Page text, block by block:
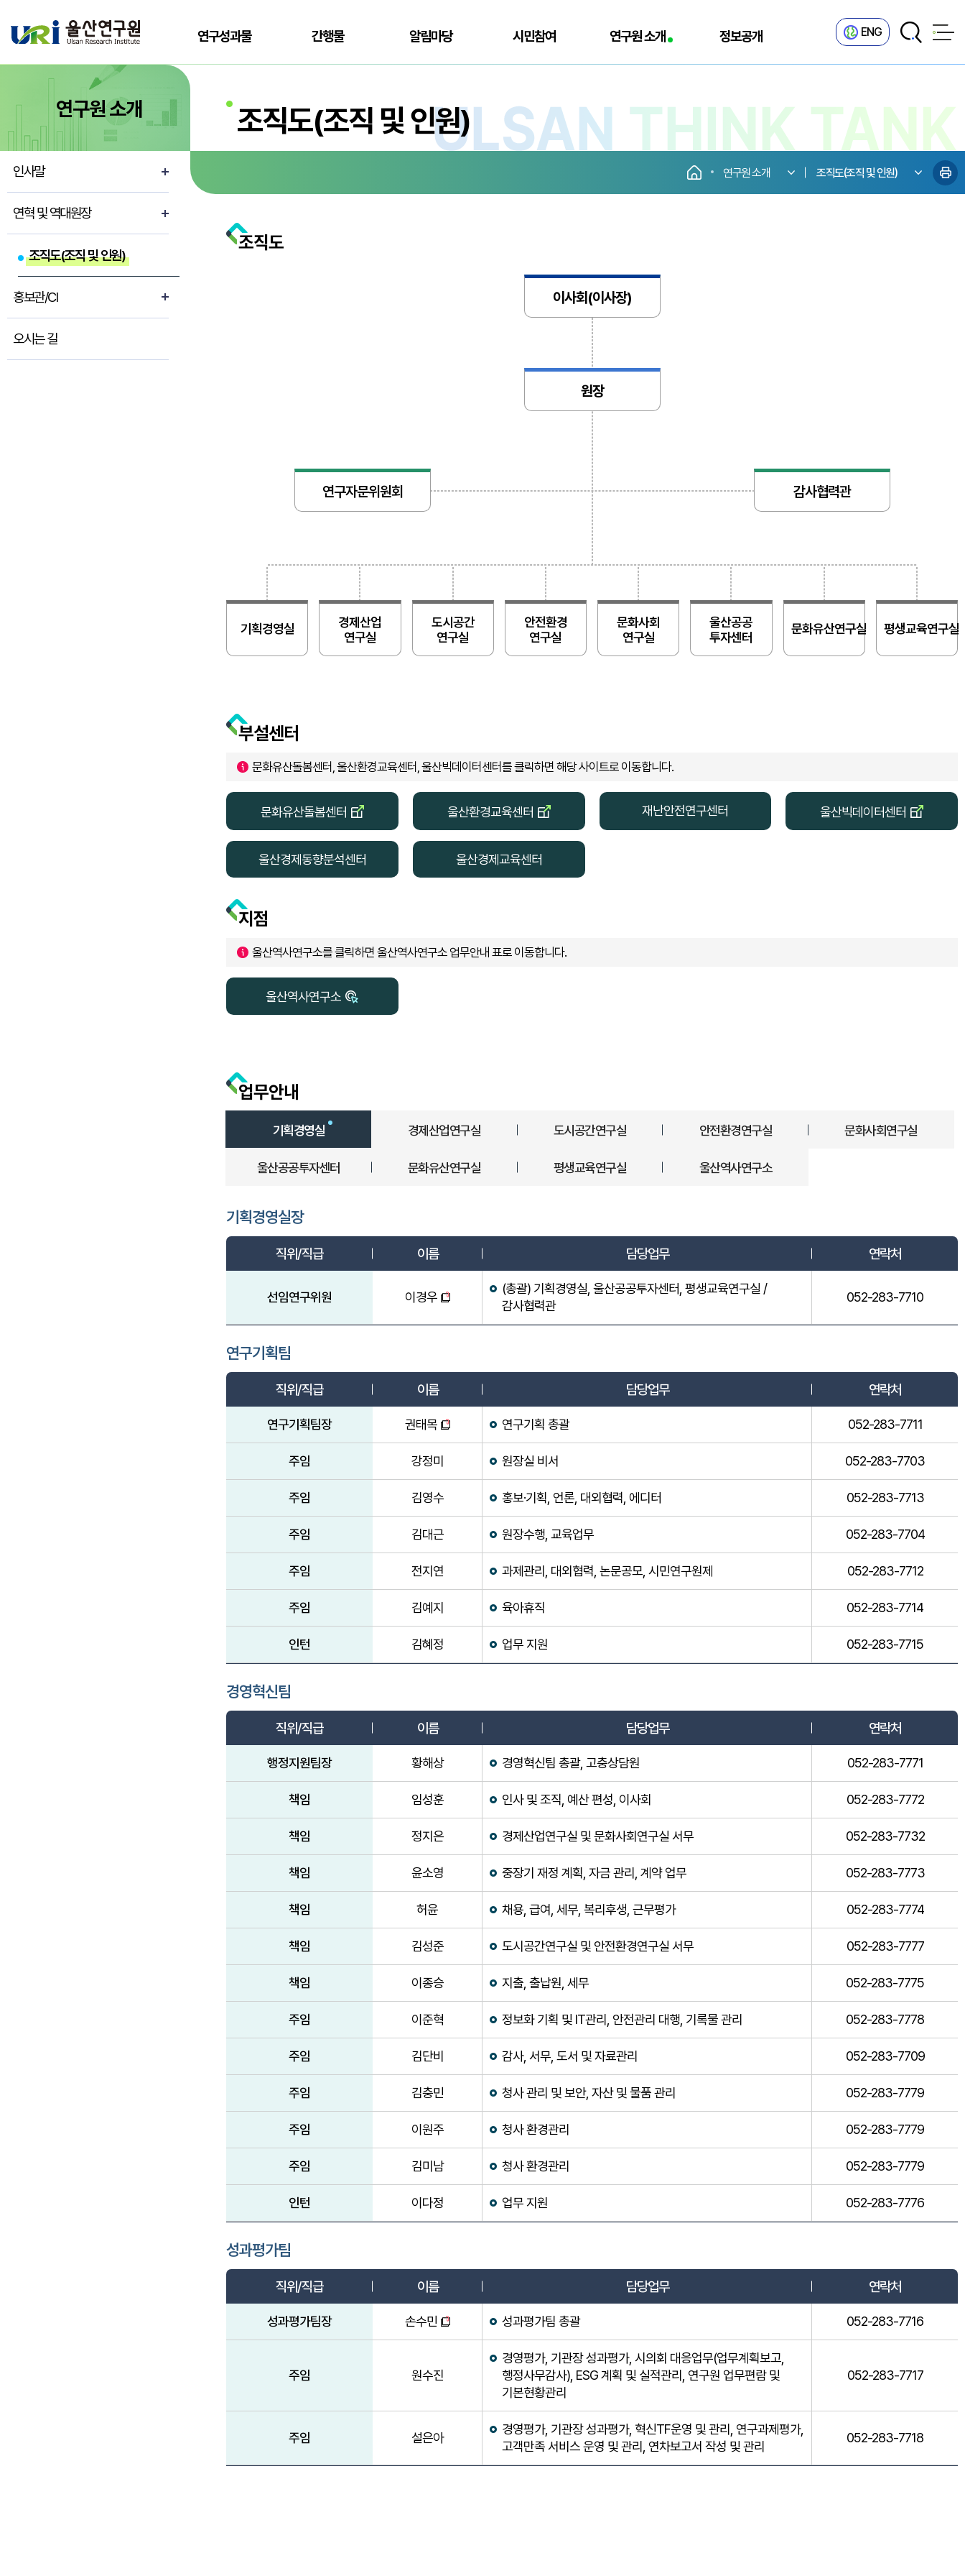
연구성과물 간행물 알림마당 시민참여 연구원 소개 정보공개 ENG
연구원 소개
인사말
연혁 및 역대원장
조직도(조직 및 인원)
홍보관/CI
오시는 길
조직도(조직 및 인원)
연구원 소개 조직도(조직 및 인원)
조직도
이사회(이사장)
원장
연구자문위원회 감사협력관
기획경영실
경제산업
연구실
도시공간
연구실
안전환경
연구실
문화사회
연구실
울산공공
투자센터
문화유산연구실 평생교육연구실
부설센터
문화유산돌봄센터, 울산환경교육센터, 울산빅데이터센터를 클릭하면 해당 사이트로 이동합니다.
문화유산돌봄센터 울산환경교육센터 재난안전연구센터 울산빅데이터센터
울산경제동향분석센터 울산경제교육센터
지점
울산역사연구소를 클릭하면 울산역사연구소 업무안내 표로 이동합니다.
울산역사연구소
업무안내
기획경영실 경제산업연구실 도시공간연구실 안전환경연구실 문화사회연구실
울산공공투자센터 문화유산연구실 평생교육연구실 울산역사연구소
기획경영실장
직위/직급 이름 담당업무 연락처
선임연구위원 이경우
(총괄) 기획경영실, 울산공공투자센터, 평생교육연구실 /
감사협력관
052-283-7710
연구기획팀
직위/직급 이름 담당업무 연락처
연구기획팀장 권태목 연구기획 총괄 052-283-7711
주임 강정미 원장실 비서 052-283-7703
주임 김영수 홍보·기획, 언론, 대외협력, 에디터 052-283-7713
주임 김대근 원장수행, 교육업무 052-283-7704
주임 전지연 과제관리, 대외협력, 논문공모, 시민연구원제 052-283-7712
주임 김예지 육아휴직 052-283-7714
인턴 김혜정 업무 지원 052-283-7715
경영혁신팀
직위/직급 이름 담당업무 연락처
행정지원팀장 황해상 경영혁신팀 총괄, 고충상담원 052-283-7771
책임 임성훈 인사 및 조직, 예산 편성, 이사회 052-283-7772
책임 정지은 경제산업연구실 및 문화사회연구실 서무 052-283-7732
책임 윤소영 중장기 재정 계획, 자금 관리, 계약 업무 052-283-7773
책임 허윤 채용, 급여, 세무, 복리후생, 근무평가 052-283-7774
책임 김성준 도시공간연구실 및 안전환경연구실 서무 052-283-7777
책임 이종승 지출, 출납원, 세무 052-283-7775
주임 이준혁 정보화 기획 및 IT관리, 안전관리 대행, 기록물 관리 052-283-7778
주임 김단비 감사, 서무, 도서 및 자료관리 052-283-7709
주임 김충민 청사 관리 및 보안, 자산 및 물품 관리 052-283-7779
주임 이원주 청사 환경관리 052-283-7779
주임 김미남 청사 환경관리 052-283-7779
인턴 이다정 업무 지원 052-283-7776
성과평가팀
직위/직급 이름 담당업무 연락처
성과평가팀장 손수민 성과평가팀 총괄 052-283-7716
주임 원수진
경영평가, 기관장 성과평가, 시의회 대응업무(업무계획보고,
행정사무감사), ESG 계획 및 실적관리, 연구원 업무편람 및
기본현황관리
052-283-7717
주임 설은아
경영평가, 기관장 성과평가, 혁신TF운영 및 관리, 연구과제평가,
고객만족 서비스 운영 및 관리, 연차보고서 작성 및 관리
052-283-7718